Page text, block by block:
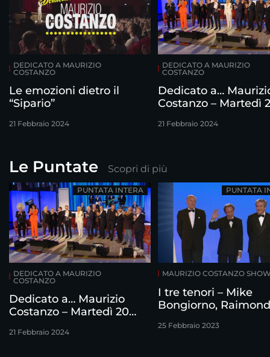
DEDICATO A MAURIZIO
COSTANZO
Le emozioni dietro il
“Sipario”
21 Febbraio 2024
DEDICATO A MAURIZIO
COSTANZO
Dedicato a…
Costanzo – Martedì
21 Febbraio 2024
Le Puntate Scopri di più
DEDICATO A MAURIZIO
COSTANZO
Dedicato a… Maurizio
Costanzo – Martedì 20
21 Febbraio 2024
PUNTATA INTERA
MAURIZIO COSTANZO
I tre tenori – Mike
Bongiorno,
intervistati da
25 Febbraio 2023
PUNTATA